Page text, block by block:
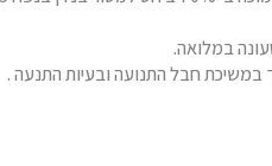
חבל התנועה ובעיות התנעה .